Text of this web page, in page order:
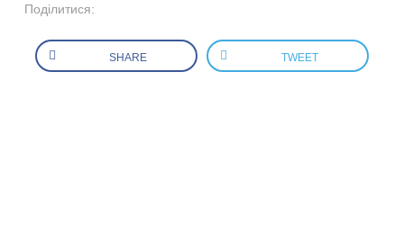
Поділитися:
SHARE TWEET